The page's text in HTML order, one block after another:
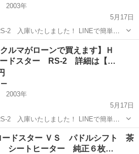
2003年
5月17日
たしました！ LINEで簡単問
料で出来る♪下記より友達登録できます
★く...
ター ミツクニ
クルマがローンで買えます】Ｈ
ドスター RS-2 詳細は【…
2003年
5月17日
たしました！ LINEで簡単問
料で出来る♪下記より友達登録できます
★く...
ター ミツクニ
ードスター ＶＳ パドルシフト 茶
シートヒーター 純正６枚…